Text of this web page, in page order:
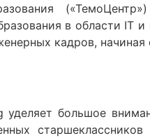
в области IT
кадров,
уделяет большое